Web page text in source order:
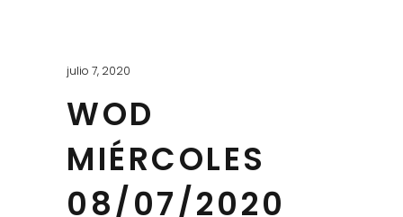
julio 7, 2020
WOD
MIÉRCOLES
08/07/2020